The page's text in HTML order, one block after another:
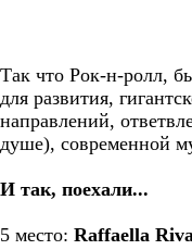
Так что Рок-н-ролл,
для развития,
направлений,
душе), современной
И так, поехали...
5 место: Raffaella